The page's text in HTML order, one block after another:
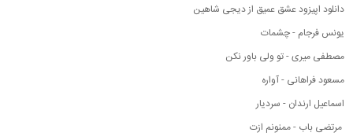
دانلود اپیزود عشق عمیق از دیجی شاهین
یونس فرجام - چشمات
مصطفی میری - تو ولی باور نکن
مسعود فراهانی - آواره
اسماعیل ارندان - سردیار
مرتضی باب - ممنونم ازت